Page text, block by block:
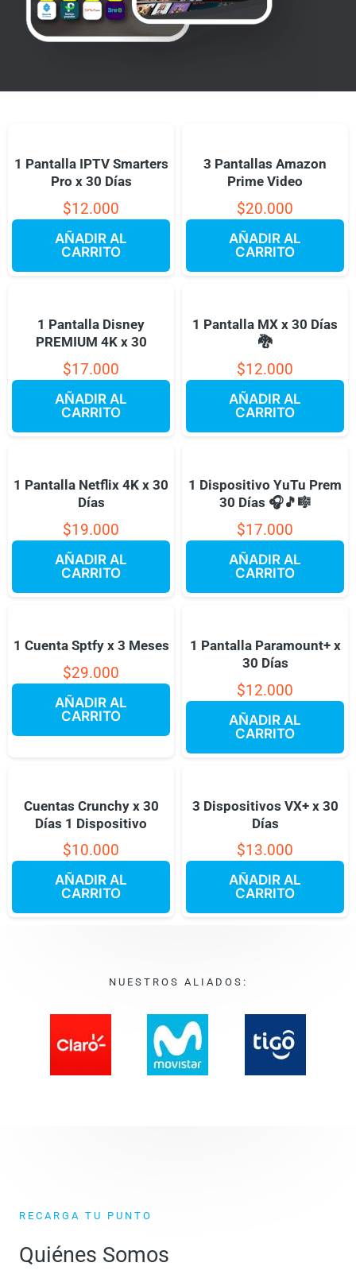
1 Pantalla IPTV Smarters
Pro x 30 Días
$12.000
AÑADIR AL
CARRITO
3 Pantallas Amazon
Prime Video
$20.000
AÑADIR AL
CARRITO
1 Pantalla Disney
PREMIUM 4K x 30
$17.000
AÑADIR AL
CARRITO
1 Pantalla MX x 30 Días
🐉
$12.000
AÑADIR AL
CARRITO
1 Pantalla Netflix 4K x 30
Días
$19.000
AÑADIR AL
CARRITO
1 Dispositivo YuTu Prem
30 Días 🎧🎵🎼
$17.000
AÑADIR AL
CARRITO
1 Cuenta Sptfy x 3 Meses
$29.000
AÑADIR AL
CARRITO
1 Pantalla Paramount+ x
30 Días
$12.000
AÑADIR AL
CARRITO
Cuentas Crunchy x 30
Días 1 Dispositivo
$10.000
AÑADIR AL
CARRITO
3 Dispositivos VX+ x 30
Días
$13.000
AÑADIR AL
CARRITO
NUESTROS ALIADOS:
RECARGA TU PUNTO
Quiénes Somos